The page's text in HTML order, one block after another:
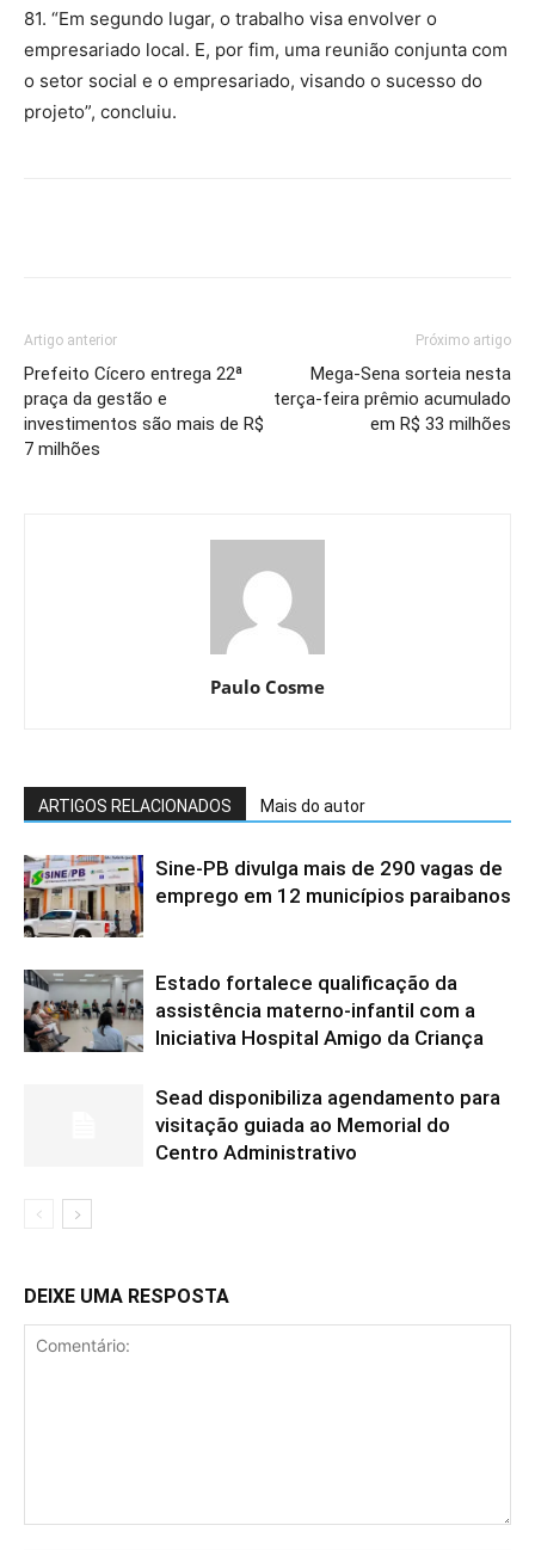
81. “Em segundo lugar, o trabalho visa envolver o
empresariado local. E, por fim, uma reunião conjunta com
o setor social e o empresariado, visando o sucesso do
projeto”, concluiu.
Artigo anterior
Prefeito Cícero entrega 22ª
praça da gestão e
investimentos são mais de R$
7 milhões
Próximo artigo
Mega-Sena sorteia nesta
terça-feira prêmio acumulado
em R$ 33 milhões
Paulo Cosme
ARTIGOS RELACIONADOS Mais do autor
Sine-PB divulga mais de 290 vagas de
emprego em 12 municípios paraibanos
Estado fortalece qualificação da
assistência materno-infantil com a
Iniciativa Hospital Amigo da Criança
Sead disponibiliza agendamento para
visitação guiada ao Memorial do
Centro Administrativo
DEIXE UMA RESPOSTA